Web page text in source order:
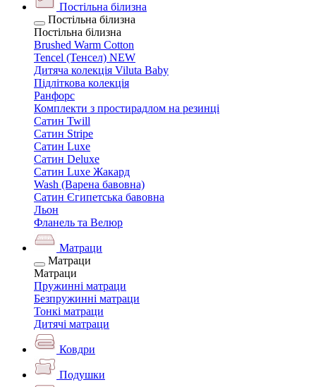
Постільна білизна
Постільна білизна
Постільна білизна
Brushed Warm Cotton
Tencel (Тенсел) NEW
Дитяча колекція Viluta Baby
Підліткова колекція
Ранфорс
Комплекти з простирадлом на резинці
Сатин Twill
Сатин Stripe
Сатин Luxe
Сатин Deluxe
Сатин Luxe Жакард
Wash (Варена бавовна)
Сатин Єгипетська бавовна
Льон
Фланель та Велюр
Матраци
Матраци
Матраци
Пружинні матраци
Безпружинні матраци
Тонкі матраци
Дитячі матраци
Ковдри
Подушки